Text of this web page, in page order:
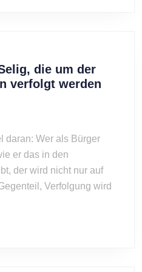
die um der
verfolgt werden
willen
er das in den
der wird nicht nur auf
Verfolgung wird